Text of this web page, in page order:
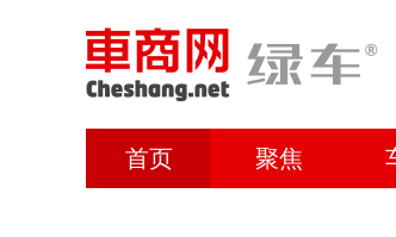
首页 聚焦